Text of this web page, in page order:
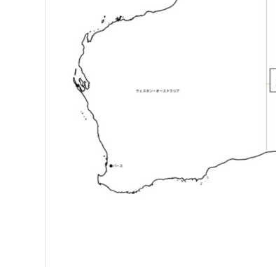
渡航前から帰国後までフルサポ
オーストラリアで治安の良い都市と悪